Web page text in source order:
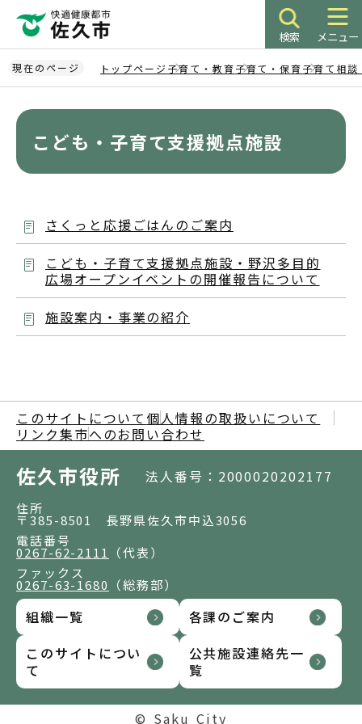
ペ
ー
ジ
検索 メニュー
現在のページ トップページ 子育て・教育子育て・保育子育て相談
こども・子育て支援拠点施設
さくっと応援ごはんのご案内
こども・子育て支援拠点施設・野沢多目的
広場オープンイベントの開催報告について
施設案内・事業の紹介
このサイトについて 個人情報の取扱いについて
リンク集市へのお問い合わせ
佐久市役所 法人番号：2000020202177
住所
〒385-8501 長野県佐久市中込3056
電話番号
0267-62-2111
（代表）
ファックス
0267-63-1680 （総務部）
組織一覧
各課のご案内
このサイトについ
て
公共施設連絡先一
覧
© Saku City